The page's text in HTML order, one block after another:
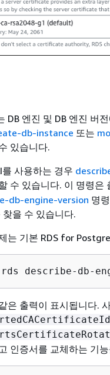
DB 엔진 및 DB 엔진 버
db-instance 또는
있습니다.
를 사용하는 경우
수 있습니다. 이 명령은
db-engine-version 명
찾을 수 있습니다.
는 기본 RDS for
rds describe-db-
은 출력이 표시됩니다.
인증서를 교체하는 기